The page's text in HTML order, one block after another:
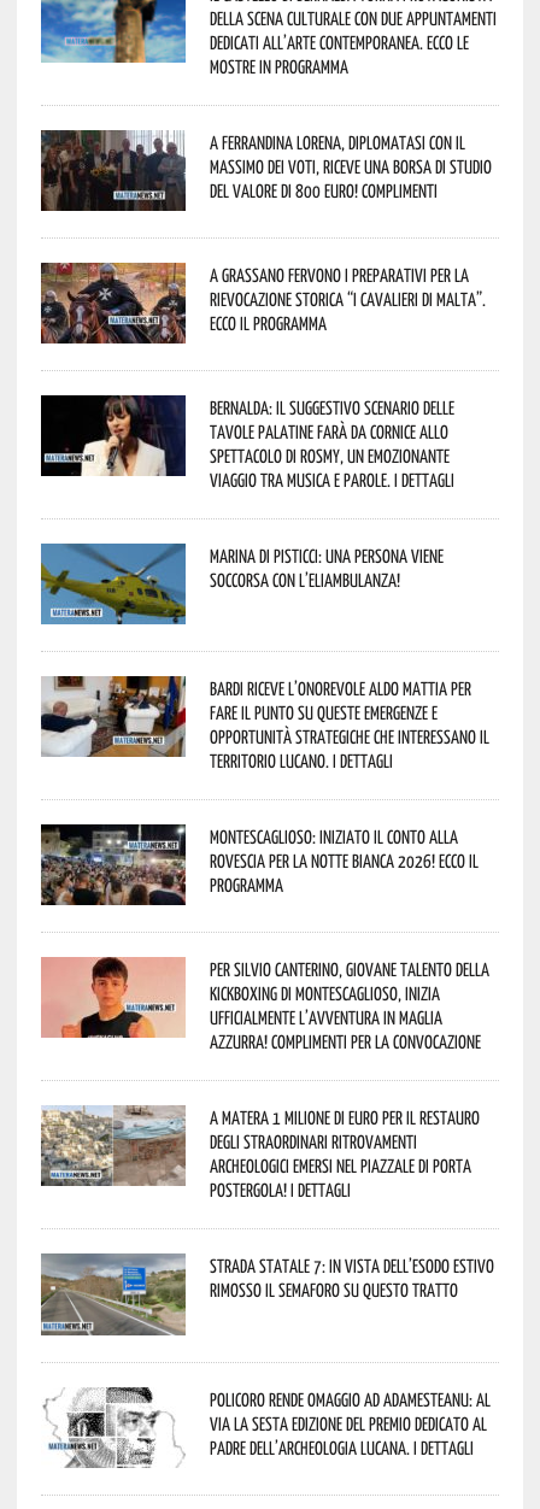
della scena culturale con due appuntamenti
dedicati all’arte contemporanea. Ecco le
mostre in programma
A Ferrandina Lorena, diplomatasi con il
massimo dei voti, riceve una borsa di studio
del valore di 800 euro! Complimenti
A Grassano fervono i preparativi per la
Rievocazione Storica “I CAVALIERI DI MALTA”.
Ecco il programma
Bernalda: il suggestivo scenario delle
Tavole Palatine farà da cornice allo
spettacolo di Rosmy, un emozionante
viaggio tra musica e parole. I dettagli
Marina di Pisticci: una persona viene
soccorsa con l’eliambulanza!
Bardi riceve l’onorevole Aldo Mattia per
fare il punto su queste emergenze e
opportunità strategiche che interessano il
territorio lucano. I dettagli
Montescaglioso: iniziato il conto alla
rovescia per la Notte Bianca 2026! Ecco il
programma
Per Silvio Canterino, giovane talento della
kickboxing di Montescaglioso, inizia
ufficialmente l’avventura in maglia
azzurra! Complimenti per la convocazione
A Matera 1 milione di euro per il restauro
degli straordinari ritrovamenti
archeologici emersi nel piazzale di Porta
Postergola! I dettagli
Strada statale 7: in vista dell’esodo estivo
rimosso il semaforo su questo tratto
Policoro rende omaggio ad Adamesteanu: al
via la sesta edizione del Premio dedicato al
padre dell’archeologia lucana. I dettagli